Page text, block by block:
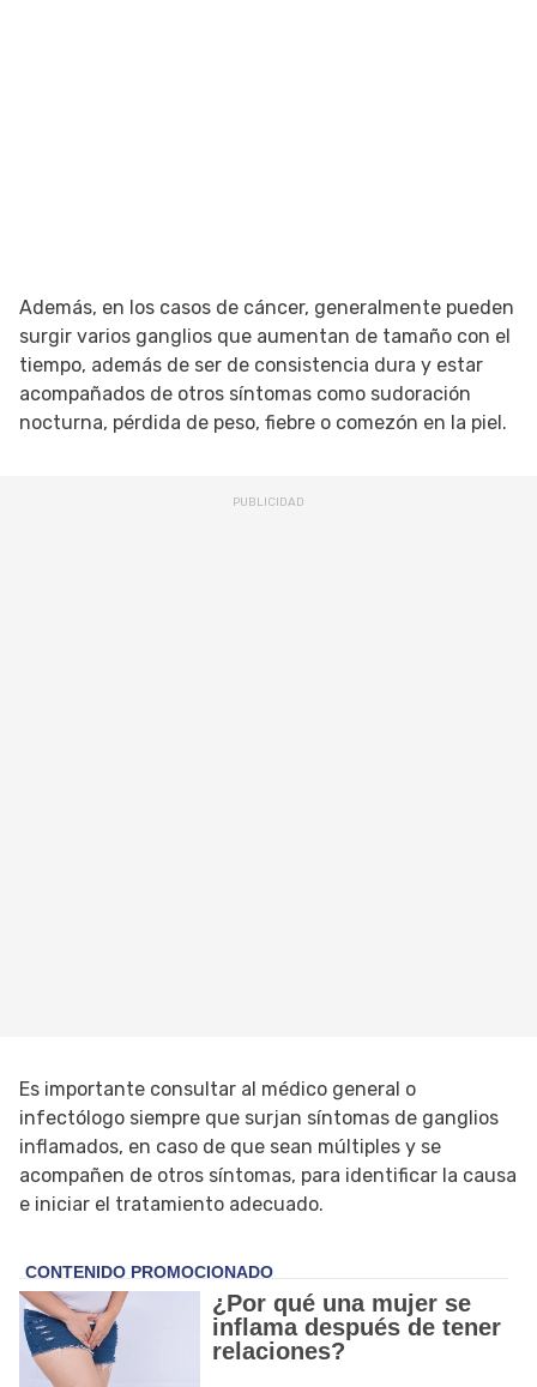
Además, en los casos de cáncer, generalmente pueden
surgir varios ganglios que aumentan de tamaño con el
tiempo, además de ser de consistencia dura y estar
acompañados de otros síntomas como sudoración
nocturna, pérdida de peso, fiebre o comezón en la piel.
Es importante consultar al médico general o
infectólogo siempre que surjan síntomas de ganglios
inflamados, en caso de que sean múltiples y se
acompañen de otros síntomas, para identificar la causa
e iniciar el tratamiento adecuado.